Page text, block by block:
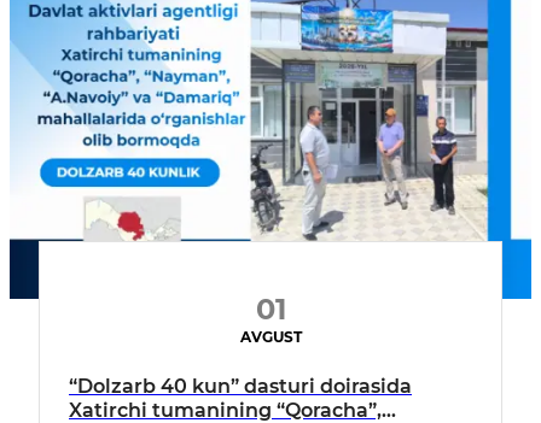
01
AVGUST
“Dolzarb 40 kun” dasturi doirasida
Xatirchi tumanining “Qoracha”,